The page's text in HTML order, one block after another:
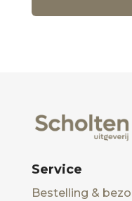
Service
Bestelling &